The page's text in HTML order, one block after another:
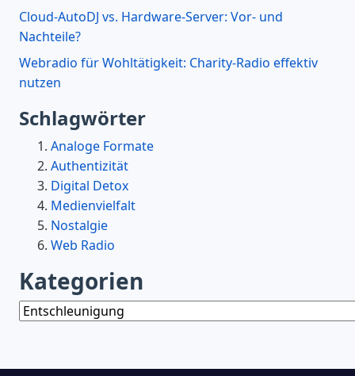
Cloud-AutoDJ vs. Hardware-Server: Vor- und
Nachteile?
Webradio für Wohltätigkeit: Charity-Radio effektiv
nutzen
Schlagwörter
Analoge Formate
Authentizität
Digital Detox
Medienvielfalt
Nostalgie
Web Radio
Kategorien
Kategorien